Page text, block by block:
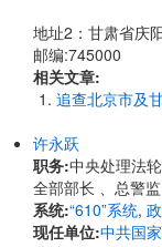
地址2：甘肃省庆
邮编:745000
相关文章:
追查北京市及
许永跃
职务:中央处理法
全部部长 、总警监
系统:“610”系统,
现任单位:中共国